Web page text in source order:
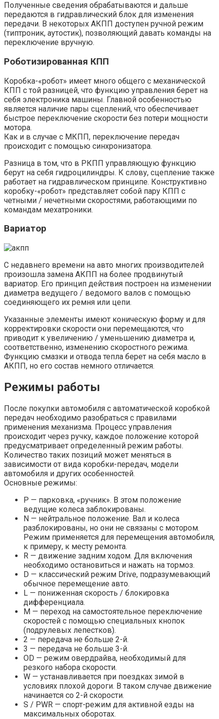
Полученные сведения обрабатываются и дальше
передаются в гидравлический блок для изменения
передачи. В некоторых АКПП доступен ручной режим
(типтроник, аутостик), позволяющий давать команды на
переключение вручную.
Роботизированная КПП
Коробка-«робот» имеет много общего с механической
КПП с той разницей, что функцию управления берет на
себя электроника машины. Главной особенностью
является наличие пары сцеплений, что обеспечивает
быстрое переключение скорости без потери мощности
мотора.
Как и в случае с МКПП, переключение передач
происходит с помощью синхронизатора.
Разница в том, что в РКПП управляющую функцию
берут на себя гидроцилиндры. К слову, сцепление также
работает на гидравлическом принципе. Конструктивно
коробку-«робот» представляет собой пару КПП с
четными / нечетными скоростями, работающими по
командам мехатроники.
Вариатор
С недавнего времени на авто многих производителей
произошла замена АКПП на более продвинутый
вариатор. Его принцип действия построен на изменении
диаметра ведущего / ведомого валов с помощью
соединяющего их ремня или цепи.
Указанные элементы имеют коническую форму и для
корректировки скорости они перемещаются, что
приводит к увеличению / уменьшению диаметра и,
соответственно, изменению скоростного режима.
Функцию смазки и отвода тепла берет на себя масло в
АКПП, но его состав немного отличается.
Режимы работы
После покупки автомобиля с автоматической коробкой
передач необходимо разобраться с правилами
применения механизма. Процесс управления
происходит через ручку, каждое положение которой
предусматривает определенный режим работы.
Количество таких позиций может меняться в
зависимости от вида коробки-передач, модели
автомобиля и других особенностей.
Основные режимы:
Р — парковка, «ручник». В этом положение
ведущие колеса заблокированы.
N — нейтральное положение. Вал и колеса
разблокированы, но они не связаны с мотором.
Режим применяется для перемещения автомобиля,
к примеру, к месту ремонта.
R — движение задним ходом. Для включения
необходимо остановиться и нажать на тормоз.
D — классический режим Drive, подразумевающий
обычное перемещение авто.
L — пониженная скорость / блокировка
дифференциала.
М — переход на самостоятельное переключение
скоростей с помощью специальных кнопок
(подрулевых лепестков).
2 — передача не больше 2-й.
3 — передача не больше 3-й.
OD — режим овердрайва, необходимый для
резкого набора скорости.
W — устанавливается при поездках зимой в
условиях плохой дороги. В таком случае движение
начинается со 2-й скорости.
S / PWR — спорт-режим для активной езды на
максимальных оборотах.